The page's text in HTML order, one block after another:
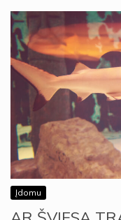
Įdomu